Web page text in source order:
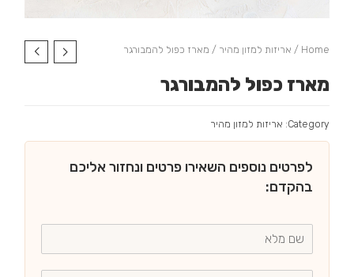
Home
/ אריזות למזון מהיר / מארז כפול להמבורגר
מארז כפול להמבורגר
Category: אריזות למזון מהיר
לפרטים נוספים השאירו פרטים ונחזור אליכם
בהקדם: